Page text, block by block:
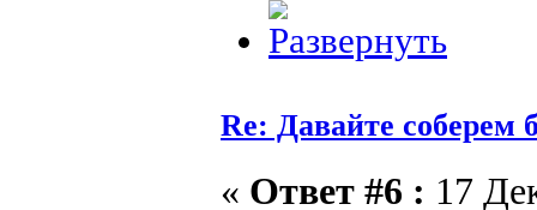
Re: Давайте
« Ответ #6 : 17